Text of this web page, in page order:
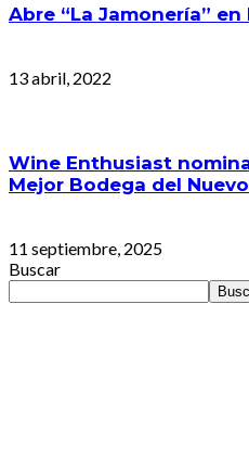
Abre “La Jamonería”
13 abril, 2022
Wine Enthusiast
Mejor Bodega del
11 septiembre, 2025
Buscar